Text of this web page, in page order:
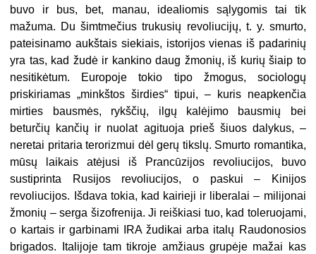
buvo ir bus, bet, manau, idealiomis sąlygomis tai tik
mažuma. Du šimtmečius trukusių revoliucijų, t. y. smurto,
pateisinamo aukštais siekiais, istorijos vienas iš padarinių
yra tas, kad žudė ir kankino daug žmonių, iš kurių šiaip to
nesitikėtum. Europoje tokio tipo žmogus, sociologų
priskiriamas „minkštos širdies“ tipui, – kuris neapkenčia
mirties bausmės, rykščių, ilgų kalėjimo bausmių bei
beturčių kančių ir nuolat agituoja prieš šiuos dalykus, –
neretai pritaria terorizmui dėl gerų tikslų. Smurto romantika,
mūsų laikais atėjusi iš Prancūzijos revoliucijos, buvo
sustiprinta Rusijos revoliucijos, o paskui – Kinijos
revoliucijos. Išdava tokia, kad kairieji ir liberalai – milijonai
žmonių – serga šizofrenija. Ji reiškiasi tuo, kad toleruojami,
o kartais ir garbinami IRA žudikai arba italų Raudonosios
brigados. Italijoje tam tikroje amžiaus grupėje mažai kas